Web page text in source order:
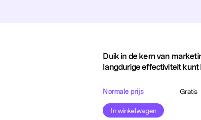
Duik in de kern van
langdurige effectiviteit kunt
Normale prijs Gratis
In winkelwagen